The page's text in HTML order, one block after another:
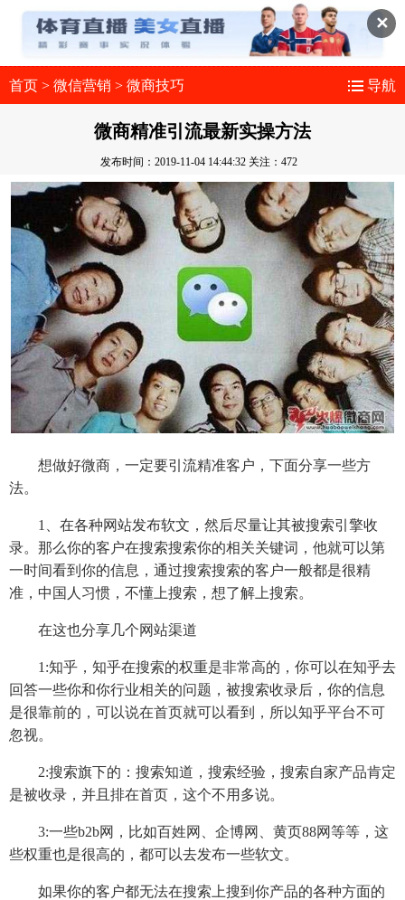
✕
首页 > 微信营销 > 微商技巧 导航
微商精准引流最新实操方法
发布时间：2019-11-04 14:44:32 关注：472
想做好微商，一定要引流精准客户，下面分享一些方
法。
1、在各种网站发布软文，然后尽量让其被搜索引擎收
录。那么你的客户在搜索搜索你的相关关键词，他就可以第
一时间看到你的信息，通过搜索搜索的客户一般都是很精
准，中国人习惯，不懂上搜索，想了解上搜索。
在这也分享几个网站渠道
1:知乎，知乎在搜索的权重是非常高的，你可以在知乎去
回答一些你和你行业相关的问题，被搜索收录后，你的信息
是很靠前的，可以说在首页就可以看到，所以知乎平台不可
忽视。
2:搜索旗下的：搜索知道，搜索经验，搜索自家产品肯定
是被收录，并且排在首页，这个不用多说。
3:一些b2b网，比如百姓网、企博网、黄页88网等等，这
些权重也是很高的，都可以去发布一些软文。
如果你的客户都无法在搜索上搜到你产品的各种方面的